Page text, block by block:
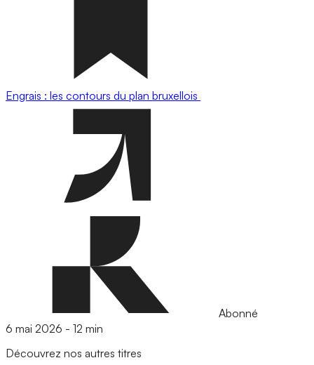
Engrais : les contours du plan bruxellois
Abonné
6 mai 2026 - 12 min
Découvrez nos autres titres